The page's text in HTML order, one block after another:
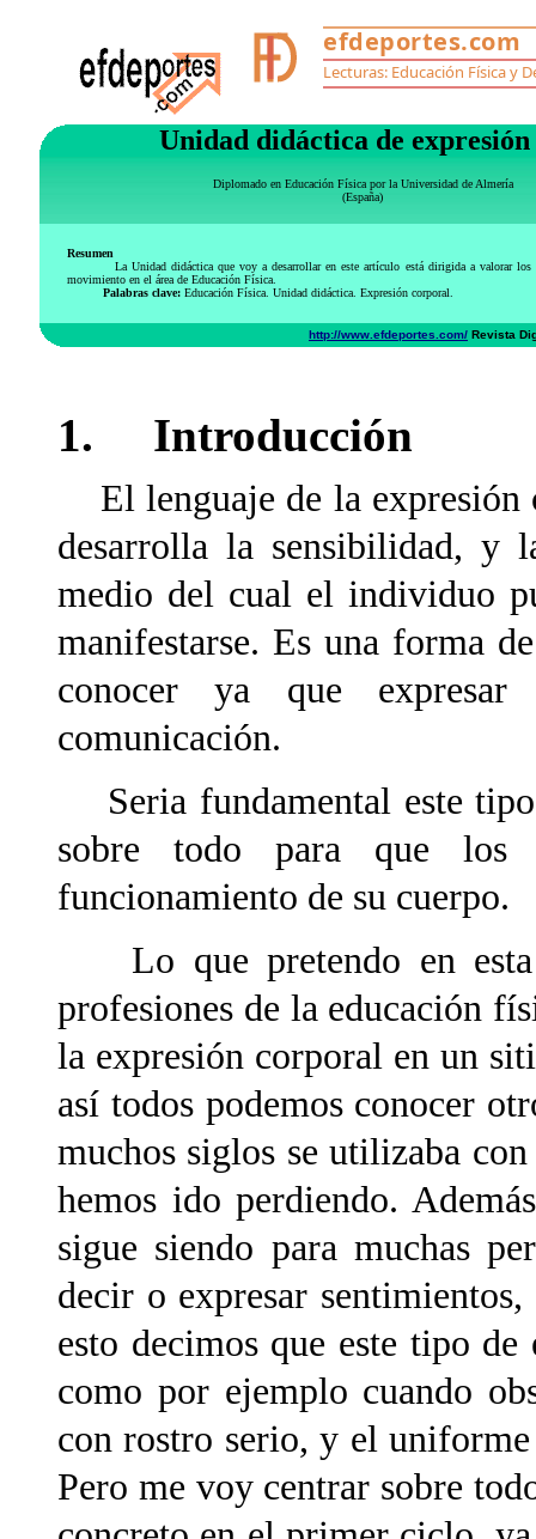
Unidad didáctica de
Diplomado en Educación Física por la Universidad de Almería
(España)
Resumen
La Unidad didáctica que voy a desarrollar en este artículo está dirigida a valorar los
movimiento en el área de Educación Física.
Palabras clave:Educación Física. Unidad didáctica. Expresión corporal.
http://www.efdeportes.com/ Revista
1. Introducción
El lenguaje de la expresión
desarrolla la sensibilidad, y
medio del cual el individuo
manifestarse. Es una forma
conocer ya que
comunicación.
Seria fundamental este tipo
sobre todo para que los
funcionamiento de su cuerpo.
Lo que pretendo en esta
profesiones de la educación
la expresión corporal en un
así todos podemos conocer
muchos siglos se utilizaba
hemos ido perdiendo.
sigue siendo para muchas
decir o expresar
esto decimos que este tipo
como por ejemplo cuando
con rostro serio, y el uniforme
Pero me voy centrar sobre